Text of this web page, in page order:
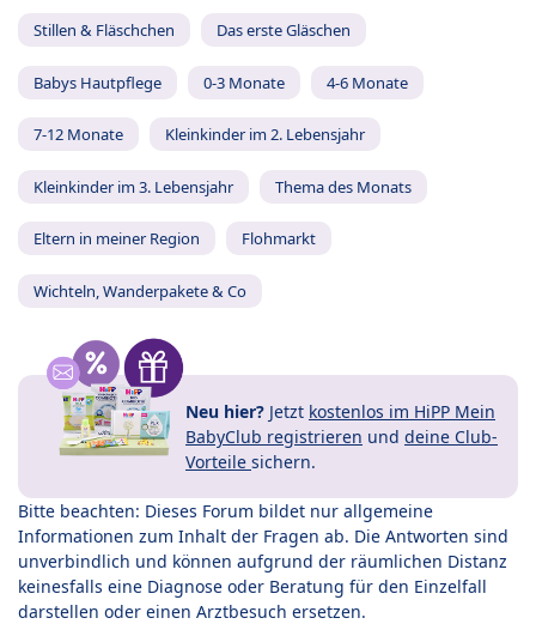
Stillen & Fläschchen Das erste Gläschen
Babys Hautpflege 0-3 Monate 4-6 Monate
7-12 Monate Kleinkinder im 2. Lebensjahr
Kleinkinder im 3. Lebensjahr Thema des Monats
Eltern in meiner Region Flohmarkt
Wichteln, Wanderpakete & Co
Neu hier? Jetzt kostenlos im HiPP Mein
BabyClub registrieren und deine Club-
Vorteile sichern.
Bitte beachten: Dieses Forum bildet nur allgemeine
Informationen zum Inhalt der Fragen ab. Die Antworten sind
unverbindlich und können aufgrund der räumlichen Distanz
keinesfalls eine Diagnose oder Beratung für den Einzelfall
darstellen oder einen Arztbesuch ersetzen.